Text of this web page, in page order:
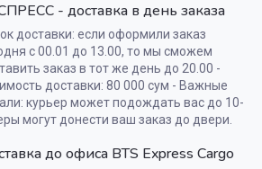
- доставка в день заказа
доставки: если оформили заказ
с 00.01 до 13.00, то мы сможем
заказ в тот же день до 20.00 -
доставки: 80 000 сум - Важные
курьер может подождать вас до 10-
могут донести ваш заказ до двери.
до офиса BTS Express Cargo